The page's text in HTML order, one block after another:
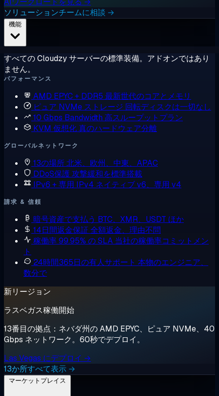
ソリューションチームに相談 →
すべての Cloudzy サーバーの標準装備。アドオンではあり
ません。
パフォーマンス
AMD EPYC + DDR5 最新世代のコアとメモリ
ピュア NVMe ストレージ 回転ディスクは一切なし
10 Gbps Bandwidth 高スループットプラン
KVM 仮想化真のハードウェア分離
グローバルネットワーク
13の場所北米、欧州、中東、APAC
DDoS保護攻撃緩和を標準搭載
IPv6 + 専用 IPv4 ネイティブ v6、専用 v4
請求 & 信頼
暗号資産で支払う BTC、XMR、USDT ほか
14日間返金保証 全額返金、理由不問
稼働率 99.95% の SLA 当社の稼働率コミットメン
ト
24時間365日の有人サポート 本物のエンジニア、
数分で
新リージョン
ラスベガス稼働開始
13番目の拠点：ネバダ州の AMD EPYC、ピュア NVMe、40
Gbps ネットワーク。60秒でデプロイ。
Las Vegas にデプロイ →
13か所すべて表示 →